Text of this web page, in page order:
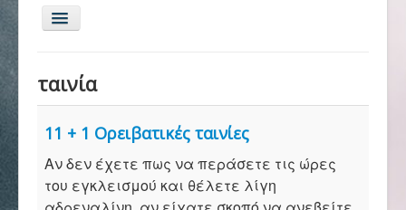
Εναλλαγή
πλοήγησης
Αρχική
Σύλλογος
ταινία
11 + 1 Ορειβατικές ταινίες
Αν δεν έχετε πως να περάσετε τις ώρες
του εγκλεισμού και θέλετε λίγη